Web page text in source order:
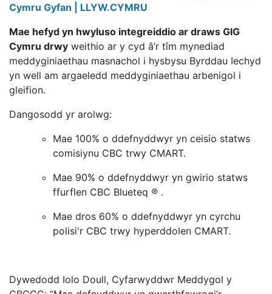
Cymru Gyfan | LLYW.CYMRU
Mae hefyd yn hwyluso integreiddio ar draws GIG
Cymru drwy weithio ar y cyd â’r tîm mynediad
meddyginiaethau masnachol i hysbysu Byrddau Iechyd
yn well am argaeledd meddyginiaethau arbenigol i
gleifion.
Dangosodd yr arolwg:
Mae 100% o ddefnyddwyr yn ceisio statws
comisiynu CBC trwy CMART.
Mae 90% o ddefnyddwyr yn gwirio statws
ffurflen CBC Blueteq ® .
Mae dros 60% o ddefnyddwyr yn cyrchu
polisi'r CBC trwy hyperddolen CMART.
Dywedodd Iolo Doull, Cyfarwyddwr Meddygol y